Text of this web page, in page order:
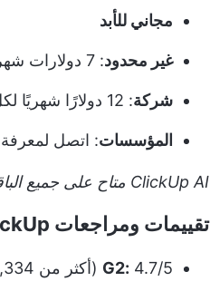
مجاني للأبد
غير محدود: 7 دولارات شهريًا لكل مستخدم
شركة: 12 دولارًا شهريًا لكل مستخدم
المؤسسات: اتصل لمعرفة
ClickUp AI متاح على جميع الباقات المدفوعة مقابل 5 دولارات لكل عضو في مساحة العمل شهريًا
تقييمات ومراجعات ClickUp
G2: 4.7/5 (أكثر من 8,334 تقييم)